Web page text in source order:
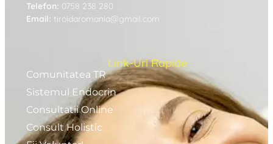
Telefon: 0758 238 280
Email: tiroidaromania@gmail.com
Link-Uri Rapide
Comunitatea TR
Sistemul Endocrin
Consultatii Online
Consult Holistic